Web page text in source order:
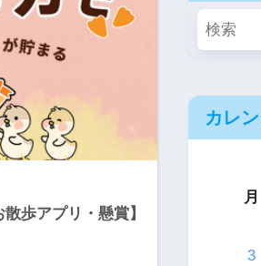
歩アプリ・懸賞】
カレ
月
3